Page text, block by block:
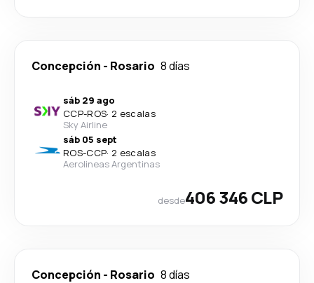
Concepción - Rosario 8 días
sáb 29 ago
CCP-ROS· 2 escalas
Sky Airline
sáb 05 sept
ROS-CCP· 2 escalas
Aerolineas Argentinas
desde406 346 CLP
Concepción - Rosario 8 días